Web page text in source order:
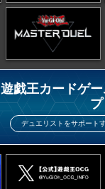
遊戯王カードゲ
デュエリストをサポート